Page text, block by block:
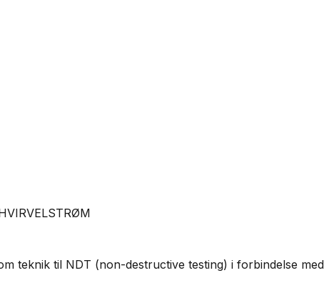
teknik til NDT (non-destructive testing) i forbindelse